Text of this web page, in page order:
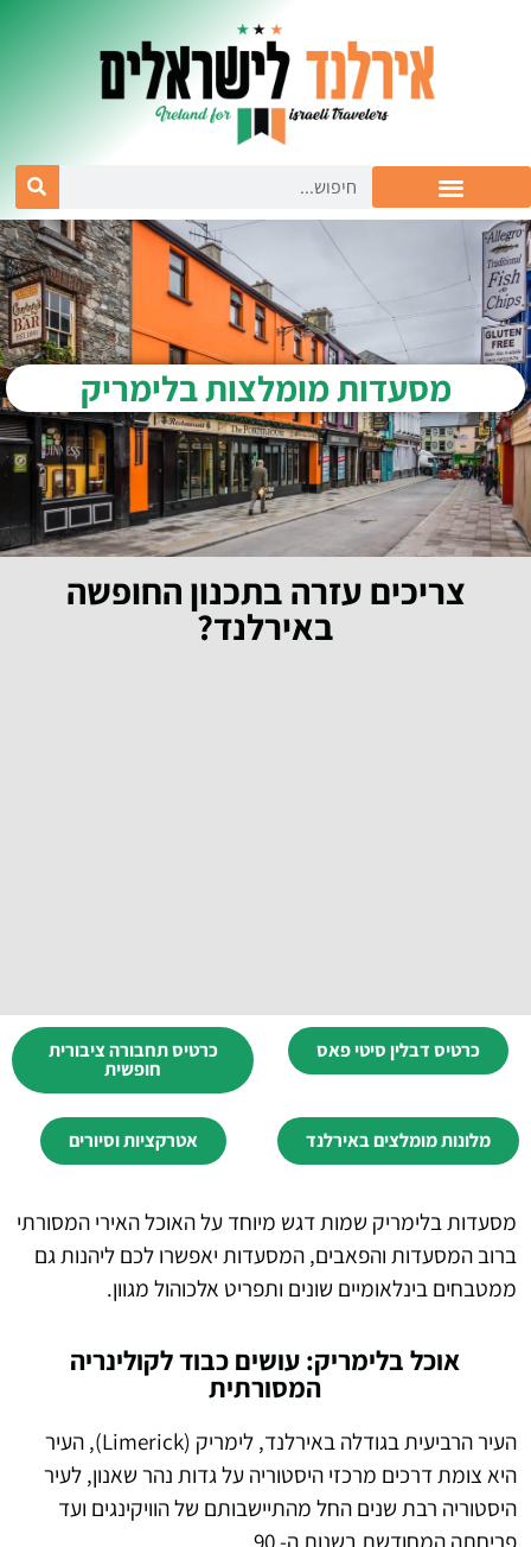
מסעדות מומלצות בלימריק
צריכים עזרה בתכנון החופשה
באירלנד?
כרטיס דבלין סיטי פאס כרטיס תחבורה ציבורית
חופשית
מלונות מומלצים באירלנד אטרקציות וסיורים
מסעדות בלימריק שמות דגש מיוחד על האוכל האירי המסורתי
ברוב המסעדות והפאבים, המסעדות יאפשרו לכם ליהנות גם
ממטבחים בינלאומיים שונים ותפריט אלכוהול מגוון.
אוכל בלימריק: עושים כבוד לקולינריה
המסורתית
העיר הרביעית בגודלה באירלנד, לימריק (Limerick), העיר
היא צומת דרכים מרכזי היסטוריה על גדות נהר שאנון, לעיר
היסטוריה רבת שנים החל מהתיישבותם של הוויקינגים ועד
פריחתה המחודשת בשנות ה- 90.